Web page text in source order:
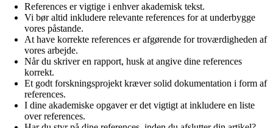
References er vigtige i enhver akademisk tekst.
Vi bør altid inkludere relevante references for at underbygge
vores påstande.
At have korrekte references er afgørende for troværdigheden af
vores arbejde.
Når du skriver en rapport, husk at angive dine references
korrekt.
Et godt forskningsprojekt kræver solid dokumentation i form af
references.
I dine akademiske opgaver er det vigtigt at inkludere en liste
over references.